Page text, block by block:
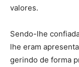
valores.
Sendo-lhe
lhe eram
gerindo de forma